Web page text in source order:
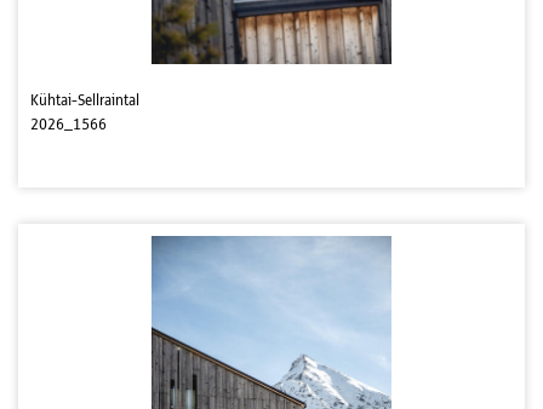
Kühtai-Sellraintal
2026_1566